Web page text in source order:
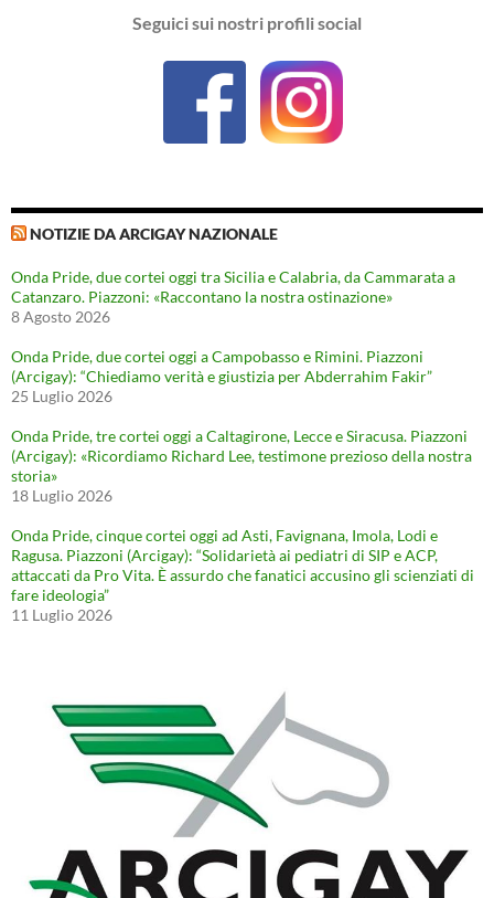
Seguici sui nostri profili social
NOTIZIE DA ARCIGAY NAZIONALE
Onda Pride, due cortei oggi tra Sicilia e Calabria, da Cammarata a
Catanzaro. Piazzoni: «Raccontano la nostra ostinazione»
8 Agosto 2026
Onda Pride, due cortei oggi a Campobasso e Rimini. Piazzoni
(Arcigay): “Chiediamo verità e giustizia per Abderrahim Fakir”
25 Luglio 2026
Onda Pride, tre cortei oggi a Caltagirone, Lecce e Siracusa. Piazzoni
(Arcigay): «Ricordiamo Richard Lee, testimone prezioso della nostra
storia»
18 Luglio 2026
Onda Pride, cinque cortei oggi ad Asti, Favignana, Imola, Lodi e
Ragusa. Piazzoni (Arcigay): “Solidarietà ai pediatri di SIP e ACP,
attaccati da Pro Vita. È assurdo che fanatici accusino gli scienziati di
fare ideologia”
11 Luglio 2026